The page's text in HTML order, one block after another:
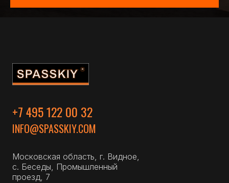
+7 495 122 00 32
INFO@SPASSKIY.COM
Московская область, г. Видное,
с. Беседы, Промышленный
проезд, 7